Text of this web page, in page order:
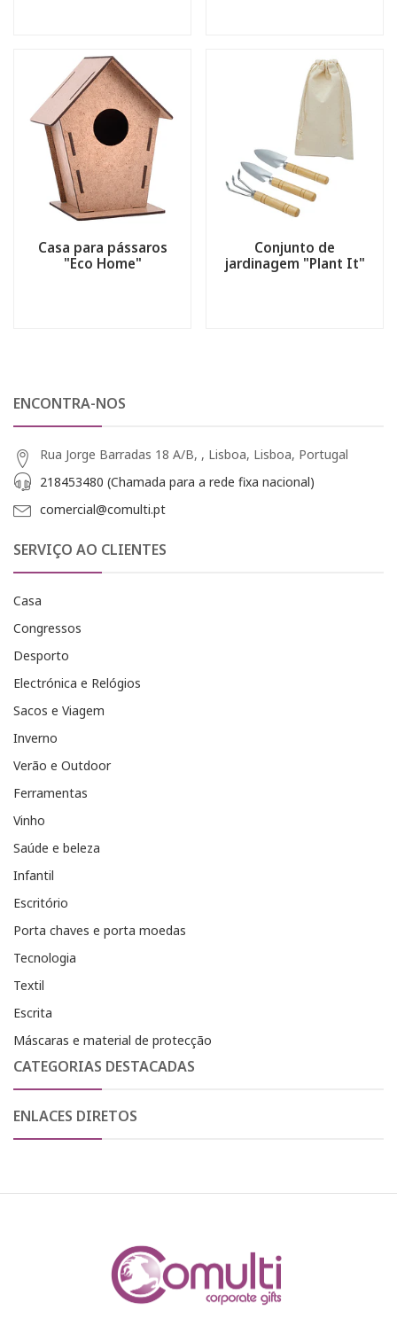
Casa para pássaros
"Eco Home"
Conjunto de
jardinagem "Plant It"
ENCONTRA-NOS
Rua Jorge Barradas 18 A/B, , Lisboa, Lisboa, Portugal
218453480 (Chamada para a rede fixa nacional)
comercial@comulti.pt
SERVIÇO AO CLIENTES
Casa
Congressos
Desporto
Electrónica e Relógios
Sacos e Viagem
Inverno
Verão e Outdoor
Ferramentas
Vinho
Saúde e beleza
Infantil
Escritório
Porta chaves e porta moedas
Tecnologia
Textil
Escrita
Máscaras e material de protecção
CATEGORIAS DESTACADAS
ENLACES DIRETOS